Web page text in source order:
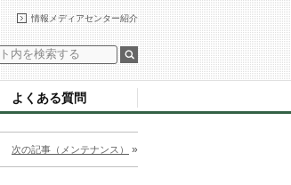
情報メディアセンター紹介
よくある質問
次の記事（メンテナンス） »